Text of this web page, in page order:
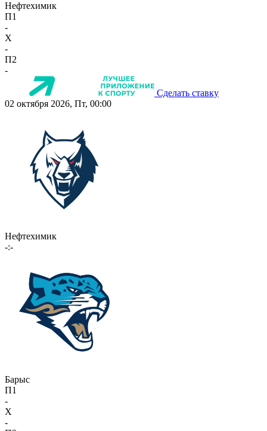
Нефтехимик
П1
-
X
-
П2
-
Сделать ставку
02 октября 2026, Пт, 00:00
Нефтехимик
-:-
Барыс
П1
-
X
-